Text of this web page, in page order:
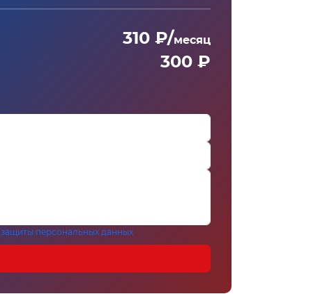
310 ₽/месяц
300 ₽
персональных данных